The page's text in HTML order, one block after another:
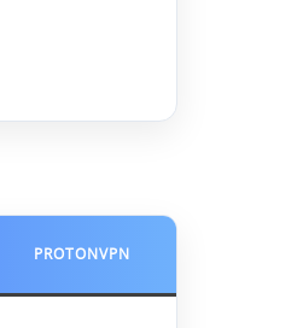
PROTONVPN